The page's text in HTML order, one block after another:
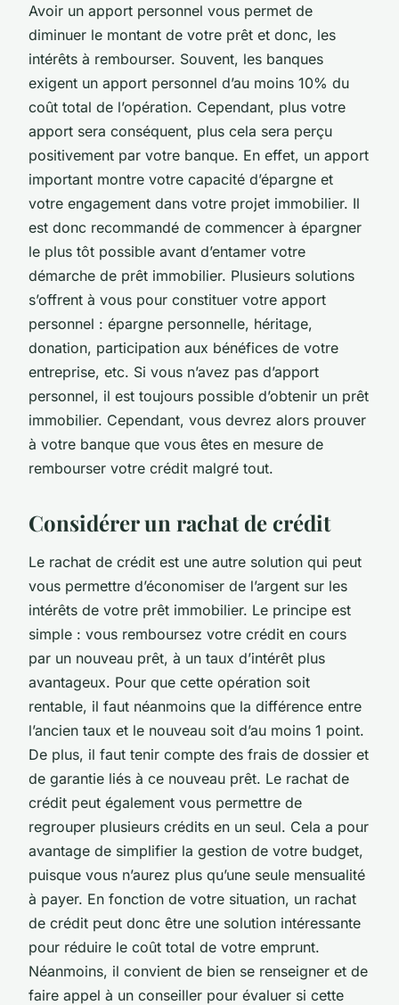
Avoir un apport personnel vous permet de
diminuer le montant de votre prêt et donc, les
intérêts à rembourser. Souvent, les banques
exigent un apport personnel d’au moins 10% du
coût total de l’opération. Cependant, plus votre
apport sera conséquent, plus cela sera perçu
positivement par votre banque. En effet, un apport
important montre votre capacité d’épargne et
votre engagement dans votre projet immobilier. Il
est donc recommandé de commencer à épargner
le plus tôt possible avant d’entamer votre
démarche de prêt immobilier. Plusieurs solutions
s’offrent à vous pour constituer votre apport
personnel : épargne personnelle, héritage,
donation, participation aux bénéfices de votre
entreprise, etc. Si vous n’avez pas d’apport
personnel, il est toujours possible d’obtenir un prêt
immobilier. Cependant, vous devrez alors prouver
à votre banque que vous êtes en mesure de
rembourser votre crédit malgré tout.
Considérer un rachat de crédit
Le rachat de crédit est une autre solution qui peut
vous permettre d’économiser de l’argent sur les
intérêts de votre prêt immobilier. Le principe est
simple : vous remboursez votre crédit en cours
par un nouveau prêt, à un taux d’intérêt plus
avantageux. Pour que cette opération soit
rentable, il faut néanmoins que la différence entre
l’ancien taux et le nouveau soit d’au moins 1 point.
De plus, il faut tenir compte des frais de dossier et
de garantie liés à ce nouveau prêt. Le rachat de
crédit peut également vous permettre de
regrouper plusieurs crédits en un seul. Cela a pour
avantage de simplifier la gestion de votre budget,
puisque vous n’aurez plus qu’une seule mensualité
à payer. En fonction de votre situation, un rachat
de crédit peut donc être une solution intéressante
pour réduire le coût total de votre emprunt.
Néanmoins, il convient de bien se renseigner et de
faire appel à un conseiller pour évaluer si cette